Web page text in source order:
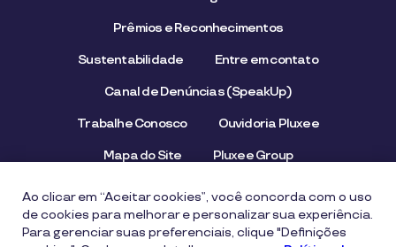
Prêmios e Reconhecimentos
Sustentabilidade Entre em contato
Canal de Denúncias (SpeakUp)
Trabalhe Conosco Ouvidoria Pluxee
Mapa do Site Pluxee Group
Ao clicar em “Aceitar cookies”, você concorda com o uso
de cookies para melhorar e personalizar sua experiência.
Para gerenciar suas preferenciais, clique "Definições